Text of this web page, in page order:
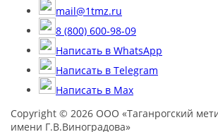
mail@1tmz.ru
8 (800) 600-98-09
Написать в WhatsApp
Написать в Telegram
Написать в Max
Copyright © 2026 ООО «Таганрогский
имени Г.В.Виноградова»